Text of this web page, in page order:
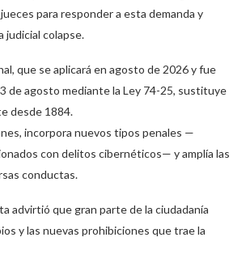
para responder a esta demanda y
judicial colapse.
que se aplicará en agosto de 2026 y fue
de agosto mediante la Ley 74-25, sustituye
desde 1884.
incorpora nuevos tipos penales —
con delitos cibernéticos— y amplía las
conductas.
advirtió que gran parte de la ciudadanía
y las nuevas prohibiciones que trae la